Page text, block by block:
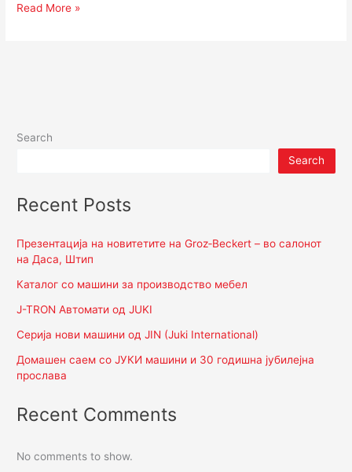
Read More »
Search
Search
Recent Posts
Презентација на новитетите на Groz‑Beckert – во салонот
на Даса, Штип
Каталог со машини за производство мебел
J-TRON Автомати од JUKI
Серија нови машини од JIN (Juki International)
Домашен саем со ЈУКИ машини и 30 годишна јубилејна
прослава
Recent Comments
No comments to show.